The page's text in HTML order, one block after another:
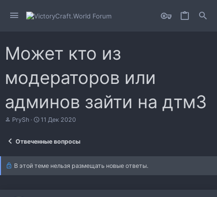
Может кто из
модераторов или
админов зайти на дтм3
А
е
м
PrySh
Д
а
ч
а
11 Дек 2020
Отвеченные вопросы
В этой теме нельзя размещать новые ответы.